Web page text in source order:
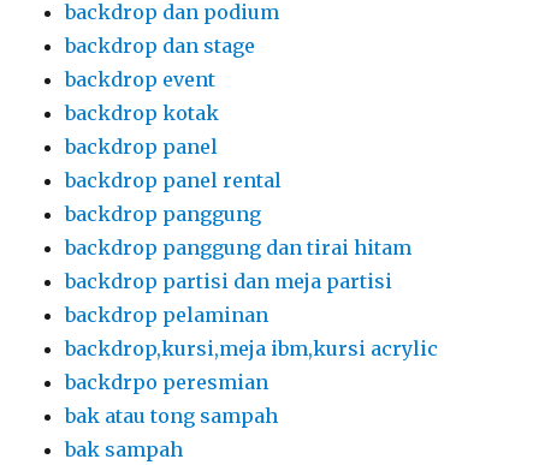
backdrop dan podium
backdrop dan stage
backdrop event
backdrop kotak
backdrop panel
backdrop panel rental
backdrop panggung
backdrop panggung dan tirai hitam
backdrop partisi dan meja partisi
backdrop pelaminan
backdrop,kursi,meja ibm,kursi acrylic
backdrpo peresmian
bak atau tong sampah
bak sampah